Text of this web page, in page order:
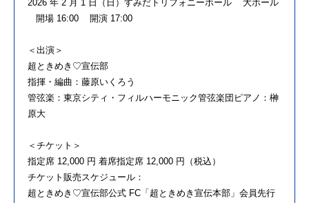
2026 年 2 月 1 日（日）すみだトリフォニーホール 大ホール
開場 16:00 開演 17:00
＜出演＞
超ときめき♡宣伝部
指揮・編曲：藤原いくろう
管弦楽：東京シティ・フィルハーモニック管弦楽団ピアノ：榊
原大
＜チケット＞
指定席 12,000 円 着席指定席 12,000 円（税込）
チケット販売スケジュール：
超ときめき♡宣伝部公式 FC「超ときめき宣伝本部」会員先行